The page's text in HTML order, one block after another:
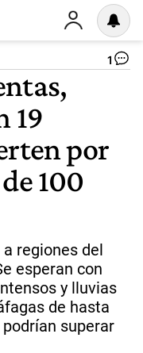
1
19
por
100
regiones del
esperan con
y lluvias
de hasta
superar